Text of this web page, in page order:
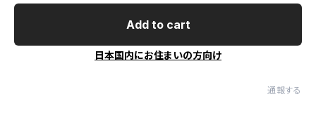
Add to cart
日本国内にお住まいの方向け
通報する